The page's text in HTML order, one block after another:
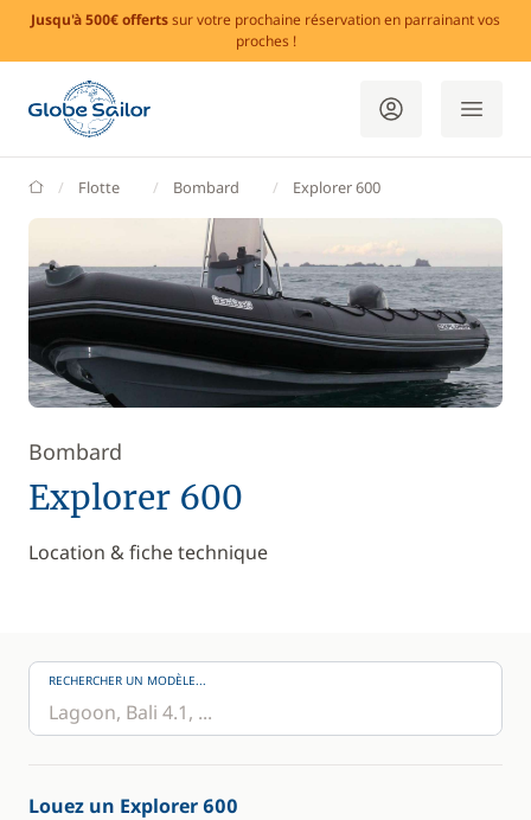
Jusqu'à 500€ offertssur votre prochaine réservation en parrainant vos
proches !
GlobeSailor
Flotte Bombard Explorer 600
Bombard
Explorer 600
Location & fiche technique
RECHERCHER UN MODÈLE...
Louez un Explorer 600